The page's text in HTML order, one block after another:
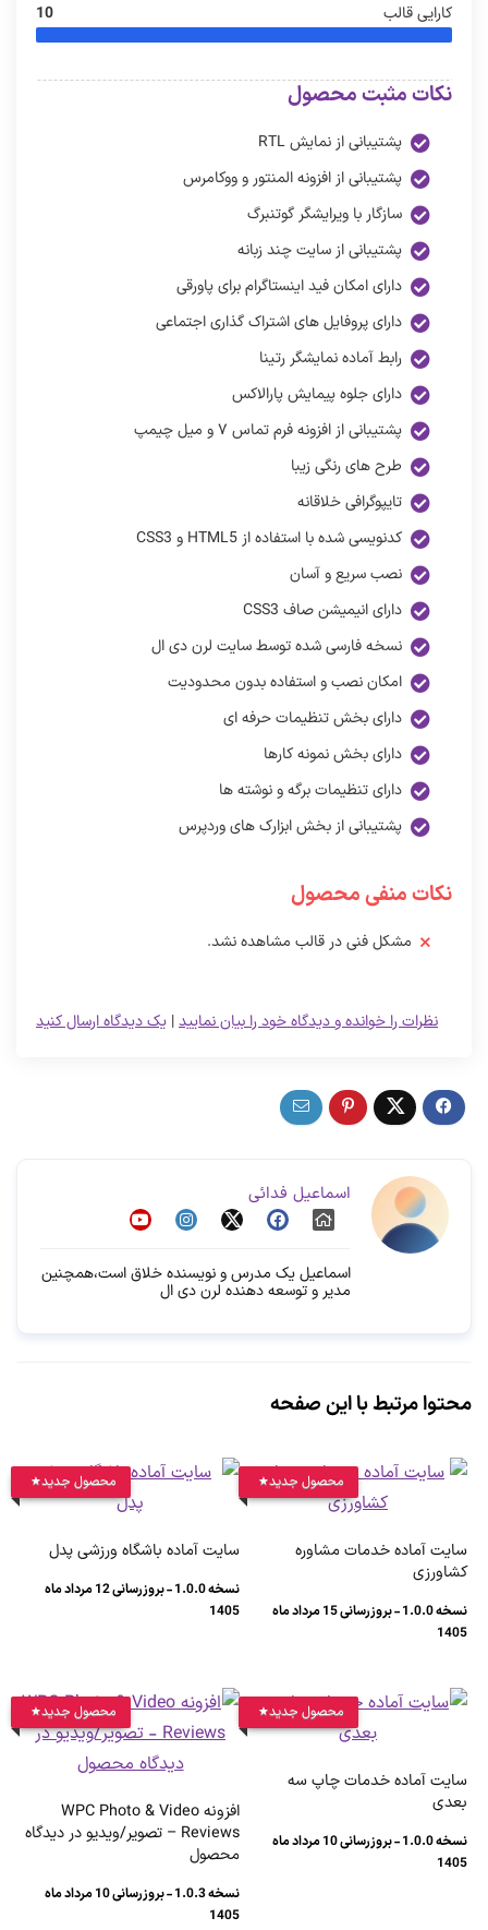
کارایی قالب 10
نکات مثبت محصول
پشتیبانی از نمایش RTL
پشتیبانی از افزونه المنتور و ووکامرس
سازگار با ویرایشگر گوتنبرگ
پشتیبانی از سایت چند زبانه
دارای امکان فید اینستاگرام برای پاورقی
دارای پروفایل های اشتراک گذاری اجتماعی
رابط آماده نمایشگر رتینا
دارای جلوه پیمایش پارالاکس
پشتیبانی از افزونه فرم تماس ۷ و میل چیمپ
طرح های رنگی زیبا
تایپوگرافی خلاقانه
کدنویسی شده با استفاده از HTML5 و CSS3
نصب سریع و آسان
دارای انیمیشن صاف CSS3
نسخه فارسی شده توسط سایت لرن دی ال
امکان نصب و استفاده بدون محدودیت
دارای بخش تنظیمات حرفه ای
دارای بخش نمونه کارها
دارای تنظیمات برگه و نوشته ها
پشتیبانی از بخش ابزارک های وردپرس
نکات منفی محصول
مشکل فنی در قالب مشاهده نشد.
یک دیدگاه ارسال کنید |نظرات را خوانده و دیدگاه خود را بیان نمایید
اسماعیل فدائی
اسماعیل یک مدرس و نویسنده خلاق است،همچنین
مدیر و توسعه دهنده لرن دی ال
محتوا مرتبط با این صفحه
محصول جدید
سایت آماده خدمات مشاوره
کشاورزی
نسخه 1.0.0 - بروزرسانی 15 مرداد ماه
1405
محصول جدید
سایت آماده باشگاه ورزشی پدل
نسخه 1.0.0 - بروزرسانی 12 مرداد ماه
1405
محصول جدید
سایت آماده خدمات چاپ سه
بعدی
نسخه 1.0.0 - بروزرسانی 10 مرداد ماه
1405
محصول جدید
افزونه WPC Photo & Video
Reviews – تصویر/ویدیو در دیدگاه
محصول
نسخه 1.0.3 - بروزرسانی 10 مرداد ماه
1405